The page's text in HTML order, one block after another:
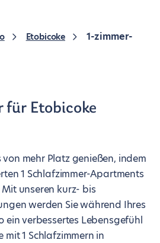
Etobicoke
1-zimmer-
für Etobicoke
von mehr Platz genießen, indem
1 Schlafzimmer-Apartments
unseren kurz- bis
werden Sie während Ihres
ein verbessertes Lebensgefühl
1 Schlafzimmern in